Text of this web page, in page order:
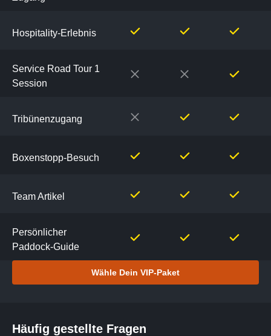
Pakete
Hospitality-Erlebnis
Service Road Tour 1
Session
Tribünenzugang
Boxenstopp-Besuch
Team Artikel
Persönlicher
Paddock-Guide
Wähle Dein VIP-Paket
Häufig gestellte Fragen